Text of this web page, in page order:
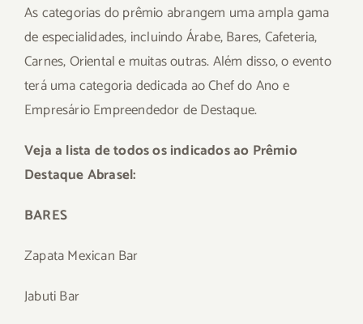
As categorias do prêmio abrangem uma ampla gama
de especialidades, incluindo Árabe, Bares, Cafeteria,
Carnes, Oriental e muitas outras. Além disso, o evento
terá uma categoria dedicada ao Chef do Ano e
Empresário Empreendedor de Destaque.
Veja a lista de todos os indicados ao Prêmio
Destaque Abrasel:
BARES
Zapata Mexican Bar
Jabuti Bar